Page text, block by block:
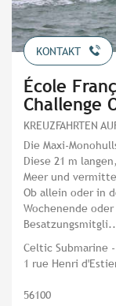
KONTAKT
École
Challenge
KREUZFAHRTEN
Die Maxi-
Diese 21 m
Meer und
Ob allein oder in
Wochenende
Celtic Submarine
1 rue Henri
56100